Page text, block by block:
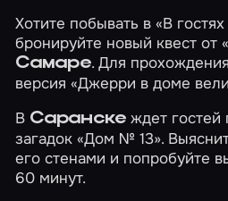
Хотите побывать в«В
бронируйте новый квест от
Самаре. Для
версия«Джерри в доме
В Саранске ждет гостей
загадок«Дом № 13».
его стенами и попробуйте
60 минут.